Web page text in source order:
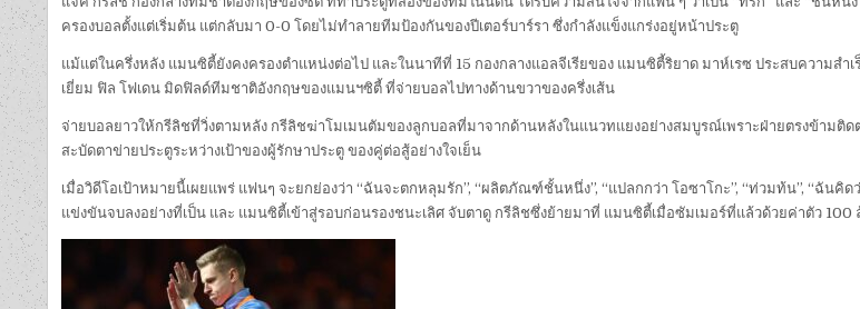
ครองบอลตั้งแต่เริ่มต้น แต่กลับมา 0-0 โดยไม่ทำลายทีมป้องกันของปีเตอร์บาร์รา ซึ่งกำลังแข็งแกร่งอยู่หน้าประตู
แม้แต่ในครึ่งหลัง แมนซิตี้ยังคงครองตำแหน่งต่อไป และในนาทีที่ 15 กองกลางแอลจีเรียของ แมนซิตี้ริยาด มาห์เรซ ประสบความสำ
เยี่ยม ฟิล โฟเดน มิดฟิลด์ทีมชาติอังกฤษของแมนฯซิตี้ ที่จ่ายบอลไปทางด้านขวาของครึ่งเส้น
จ่ายบอลยาวให้กรีลิชที่วิ่งตามหลัง กรีลิชฆ่าโมเมนตัมของลูกบอลที่มาจากด้านหลังในแนวทแยงอย่างสมบูรณ์เพราะฝ่ายตรงข้ามติ
สะบัดตาข่ายประตูระหว่างเป้าของผู้รักษาประตู ของคู่ต่อสู้อย่างใจเย็น
เมื่อวิดีโอเป้าหมายนี้เผยแพร่ แฟนๆ จะยกย่องว่า “ฉันจะตกหลุมรัก”, “ผลิตภัณฑ์ชั้นหนึ่ง”, “แปลกกว่า โอซาโกะ”, “ท่วมท้น”, “ฉันคิ
แข่งขันจบลงอย่างที่เป็น และ แมนซิตี้เข้าสู่รอบก่อนรองชนะเลิศ จับตาดู กรีลิชซึ่งย้ายมาที่ แมนซิตี้เมื่อซัมเมอร์ที่แล้วด้วยค่าตัว 100